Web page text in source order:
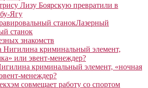
Лизу Боярскую превратили в
Ягу
Лазерный
станок
знакомств
криминальный элемент, «ночная
менеждер?